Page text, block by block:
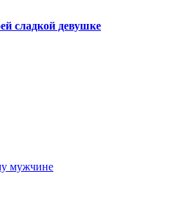
сладкой девушке